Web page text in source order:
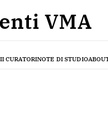
I CURATORINOTE DI STUDIO
VMA